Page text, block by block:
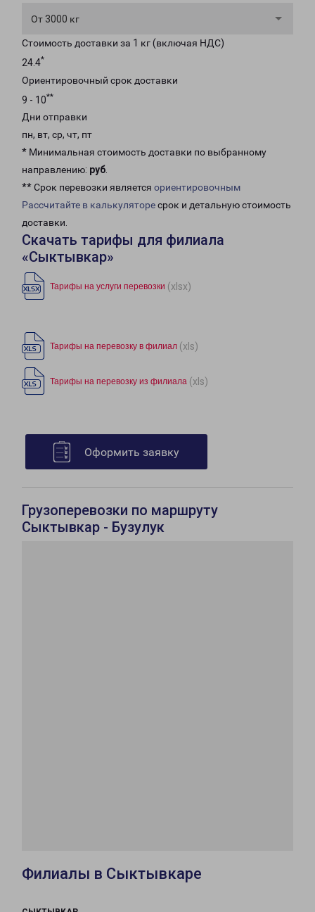
От 3000 кг
Стоимость доставки за 1 кг (включая НДС)
24.4*
Ориентировочный срок доставки
9 - 10**
Дни отправки
пн, вт, ср, чт, пт
* Минимальная стоимость доставки по выбранному
направлению: руб.
** Срок перевозки является ориентировочным
Рассчитайте в калькуляторесрок и детальную стоимость
доставки.
Скачать тарифы для филиала
«Сыктывкар»
Тарифы на услуги перевозки (xlsx)
Тарифы на перевозку в филиал (xls)
Тарифы на перевозку из филиала (xls)
Оформить заявку
Грузоперевозки по маршруту
Сыктывкар - Бузулук
Филиалы в Сыктывкаре